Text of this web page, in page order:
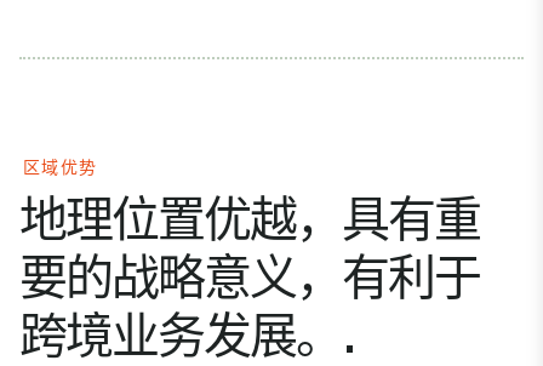
区域优势
地理位置优越，具有重
要的战略意义，有利于
跨境业务发展。.